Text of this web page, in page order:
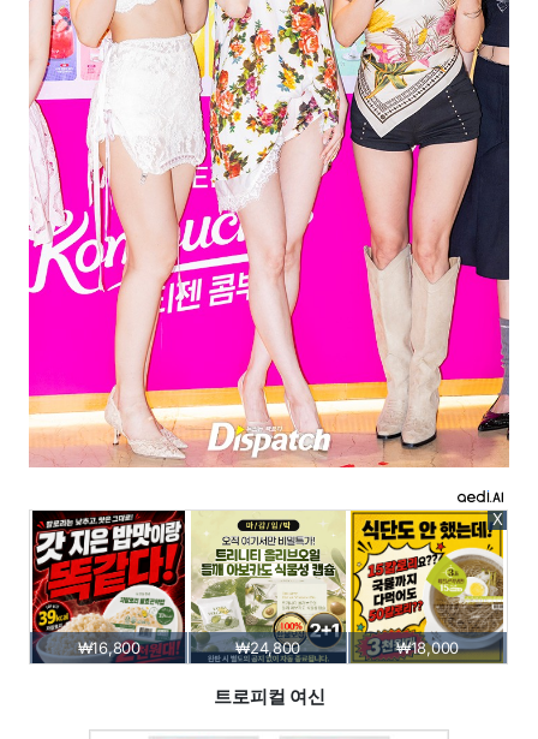
X
₩16,800 ₩24,800 ₩18,000
트로피컬 여신